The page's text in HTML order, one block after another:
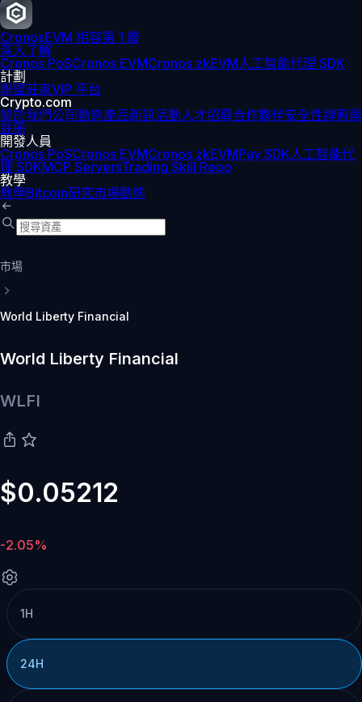
CronosEVM 相容第 1 層
深入了解
Cronos PoSCronos EVMCronos zkEVM人工智能代理 SDK
計劃
聯盟莊家VIP 平台
Crypto.com
關於我們公司動態產品新訊活動人才招募合作夥伴安全性牌照與
註冊
開發人員
Cronos PoSCronos EVMCronos zkEVMPay SDK人工智能代
理 SDKMCP ServersTrading Skill Repo
教學
教學Bitcoin研究市場動態
市場
World Liberty Financial
World Liberty Financial
WLFI
$0.05212
-2.05%
1H
24H